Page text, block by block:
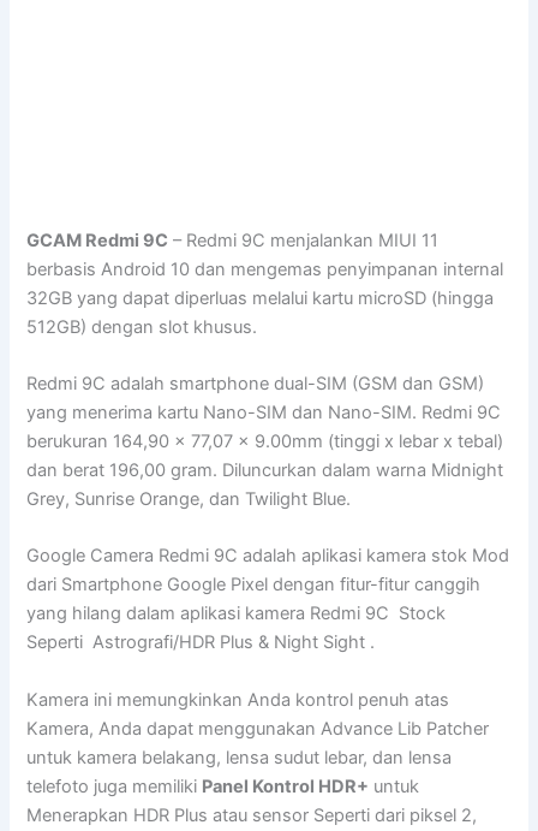
GCAM Redmi 9C – Redmi 9C menjalankan MIUI 11
berbasis Android 10 dan mengemas penyimpanan internal
32GB yang dapat diperluas melalui kartu microSD (hingga
512GB) dengan slot khusus.
Redmi 9C adalah smartphone dual-SIM (GSM dan GSM)
yang menerima kartu Nano-SIM dan Nano-SIM. Redmi 9C
berukuran 164,90 x 77,07 x 9.00mm (tinggi x lebar x tebal)
dan berat 196,00 gram. Diluncurkan dalam warna Midnight
Grey, Sunrise Orange, dan Twilight Blue.
Google Camera Redmi 9C adalah aplikasi kamera stok Mod
dari Smartphone Google Pixel dengan fitur-fitur canggih
yang hilang dalam aplikasi kamera Redmi 9C Stock
Seperti Astrografi/HDR Plus & Night Sight .
Kamera ini memungkinkan Anda kontrol penuh atas
Kamera, Anda dapat menggunakan Advance Lib Patcher
untuk kamera belakang, lensa sudut lebar, dan lensa
telefoto juga memiliki Panel Kontrol HDR+ untuk
Menerapkan HDR Plus atau sensor Seperti dari piksel 2,